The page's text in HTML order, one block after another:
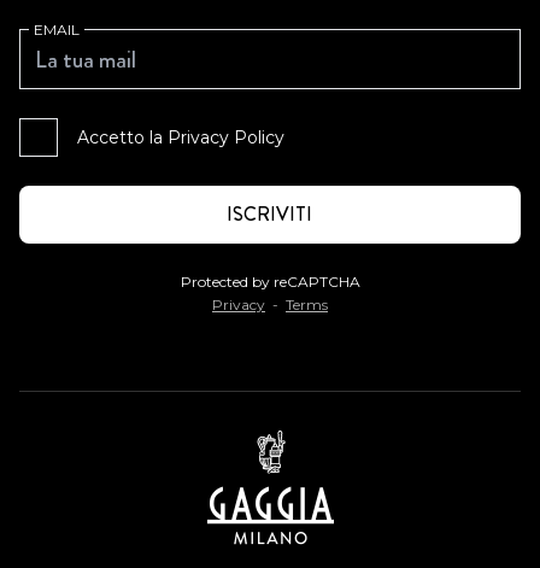
EMAIL
Accetto la Privacy Policy
Protected by reCAPTCHA
Privacy - Terms